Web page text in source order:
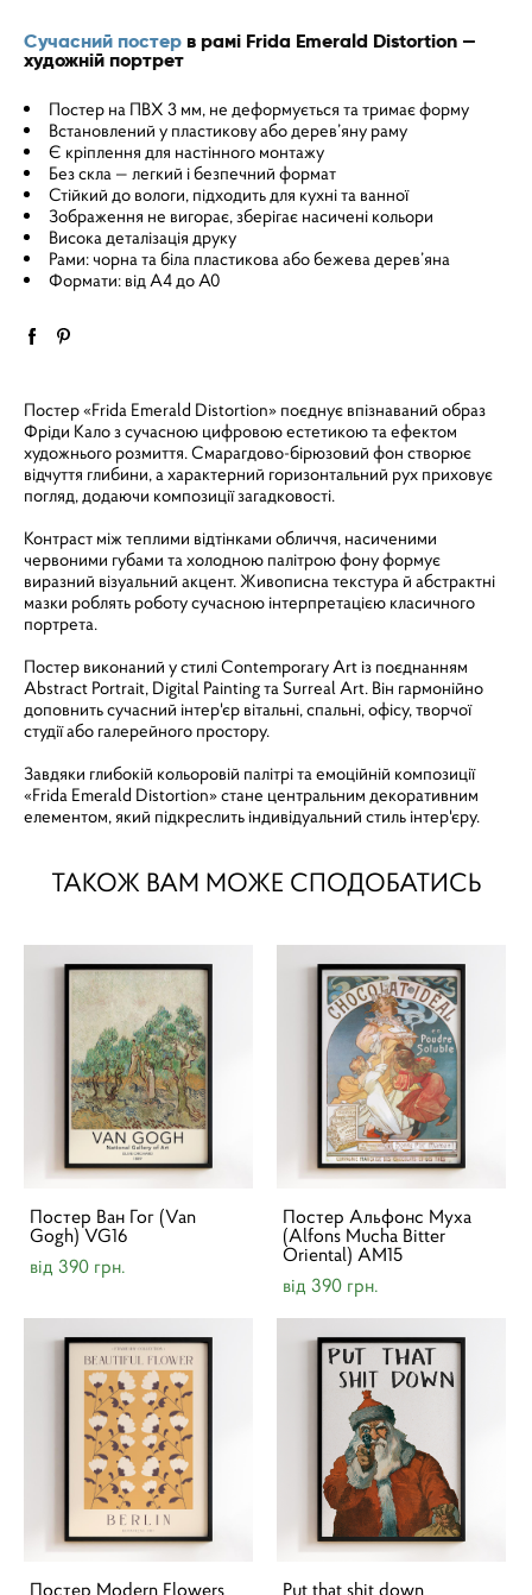
Сучасний постер в рамі Frida Emerald Distortion —
художній портрет
Постер на ПВХ 3 мм, не деформується та тримає форму
Встановлений у пластикову або дерев’яну раму
Є кріплення для настінного монтажу
Без скла — легкий і безпечний формат
Стійкий до вологи, підходить для кухні та ванної
Зображення не вигорає, зберігає насичені кольори
Висока деталізація друку
Рами: чорна та біла пластикова або бежева дерев’яна
Формати: від A4 до A0
Постер «Frida Emerald Distortion» поєднує впізнаваний образ
Фріди Кало з сучасною цифровою естетикою та ефектом
художнього розмиття. Смарагдово-бірюзовий фон створює
відчуття глибини, а характерний горизонтальний рух приховує
погляд, додаючи композиції загадковості.
Контраст між теплими відтінками обличчя, насиченими
червоними губами та холодною палітрою фону формує
виразний візуальний акцент. Живописна текстура й абстрактні
мазки роблять роботу сучасною інтерпретацією класичного
портрета.
Постер виконаний у стилі Contemporary Art із поєднанням
Abstract Portrait, Digital Painting та Surreal Art. Він гармонійно
доповнить сучасний інтер'єр вітальні, спальні, офісу, творчої
студії або галерейного простору.
Завдяки глибокій кольоровій палітрі та емоційній композиції
«Frida Emerald Distortion» стане центральним декоративним
елементом, який підкреслить індивідуальний стиль інтер'єру.
ТАКОЖ ВАМ МОЖЕ СПОДОБАТИСЬ
Постер Ван Гог (Van
Gogh) VG16
від 390 грн.
Постер Альфонс Муха
(Alfons Mucha Bitter
Oriental) AM15
від 390 грн.
Постер Modern Flowers Put that shit down